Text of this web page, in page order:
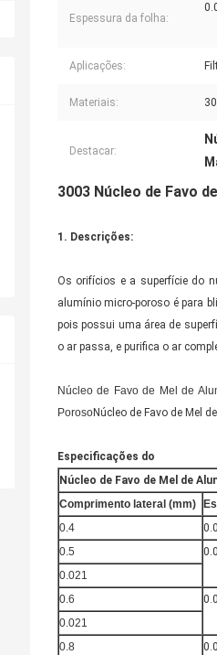
Espessura da folha:
Aplicações:
Materiais:
Destacar:
3003 Núcleo de Favo
1. Descrições:
Os orifícios e a superfície do
alumínio micro-poroso é para
pois possui uma área de
o ar passa, e purifica o ar
Núcleo de Favo de Mel de
PorosoNúcleo de Favo de Mel
Especificações do
Núcleo de Favo de Mel de
Comprimento lateral (mm)
0.4
0.5
0.021
0.6
0.021
0.8